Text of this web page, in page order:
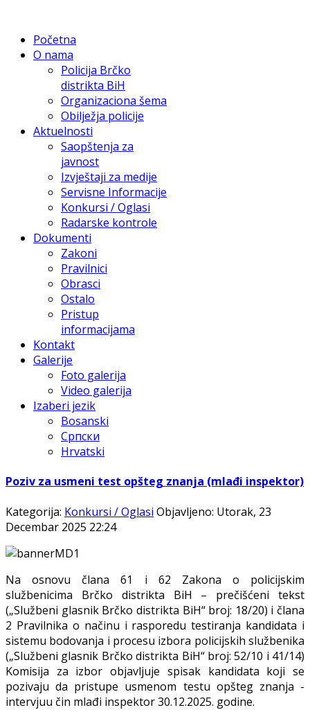
Početna
O nama
Policija Brčko
distrikta BiH
Organizaciona šema
Obilježja policije
Aktuelnosti
Saopštenja za
javnost
Izvještaji za medije
Servisne Informacije
Konkursi / Oglasi
Radarske kontrole
Dokumenti
Zakoni
Pravilnici
Obrasci
Ostalo
Pristup
informacijama
Kontakt
Galerije
Foto galerija
Video galerija
Izaberi jezik
Bosanski
Српски
Hrvatski
Poziv za usmeni test opšteg znanja (mlađi inspektor)
Kategorija: Konkursi / Oglasi Objavljeno: Utorak, 23
Decembar 2025 22:24
Na osnovu člana 61 i 62 Zakona o policijskim
službenicima Brčko distrikta BiH – prečišćeni tekst
(„Službeni glasnik Brčko distrikta BiH“ broj: 18/20) i člana
2 Pravilnika o načinu i rasporedu testiranja kandidata i
sistemu bodovanja i procesu izbora policijskih službenika
(„Službeni glasnik Brčko distrikta BiH“ broj: 52/10 i 41/14)
Komisija za izbor objavljuje spisak kandidata koji se
pozivaju da pristupe usmenom testu opšteg znanјa -
intervjuu čin mlađi inspektor 30.12.2025. godine.